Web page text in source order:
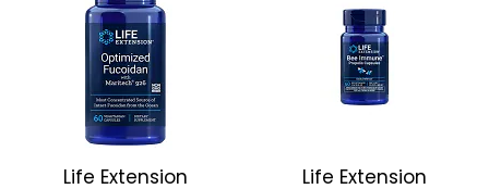
Life Extension
Life Extension